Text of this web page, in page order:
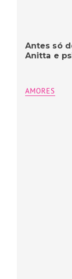
Antes só
Anitta e
AMORES